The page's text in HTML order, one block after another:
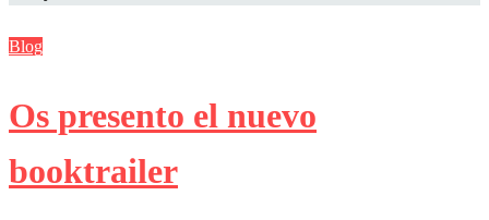
Blog
Os presento el nuevo
booktrailer